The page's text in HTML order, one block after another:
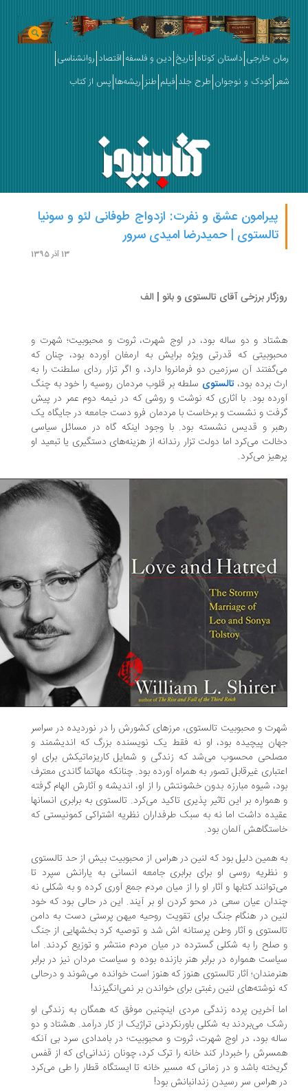
خارجی داستان کوتاه تاریخ دین و فلسفه اقتصاد روانشناسی
کودک و نوجوان طرح جلد فیلم طنز ریشه‌ها پس از کتاب
پیرامون عشق و نفرت: ازدواج طوفانی لئو و سونیا
تالستوی | حمیدرضا امیدی سرور
برزخی آقای تالستوی و بانو | الف
و دو ساله بود، در اوج شهرت، ثروت و محبوبیت؛ شهرت و
که قدرتی ویژه برایش به ارمغان آورده بود، چنان که
آن سرزمین دو فرمانروا دارد، و اگر تزار ردای سلطنت را به
برده بود،تالستویسلطه بر قلوب مردمان روسیه را خود به چنگ
بود. با آثاری که نوشت و روشی که در نیمه دوم عمر در پیش
و نشست و برخاست با مردمان فرو دست جامعه در جایگاه یک
و قدیس نشسته بود. با وجود اینکه گاه در مسائل سیاسی
می‌کرد اما دولت تزار رندانه از هزینه‌های دستگیری یا تبعید او
می‌کرد.
و محبوبیت تالستوی، مرزهای کشورش را در نوردیده در سراسر
پیچیده بود، او نه فقط یک نویسنده بزرگ که اندیشمند و
محسوب می‌شد که زندگی و شمایل کاریزماتیکش برای او
غیرقابل تصور به همراه آورده بود. چنانکه مهاتما گاندی معترف
شیوه مبارزه بدون خشونتش را از او، اندیشه و آثارش الهام گرفته
بر این تاثیر پذیری تاکید می‌کرد. تالستوی به برابری انسانها
داشت اما نه به سبک طرفداران نظریه اشتراکی کمونیستی که
آلمان بود.
همین دلیل بود که لنین در هراس از محبوبیت بیش از حد تالستوی
روسی او برای برابری جامعه انسانی به یارانش سپرد تا
کتابها و آثار او را از میان مردم جمع آوری کرده و به شکلی نه
عیان سعی در محو کردن او بر آیند. این در حالی بود که خود
در هنگام جنگ برای تقویت روحیه میهن پرستی دست به دامن
و آثار وطن پرستانه اش شد و توصیه کرد بخشهایی از جنگ
را به شکلی گسترده در میان مردم منتشر و توزیع کردند. اما
همواره در برابر هنر بازنده بوده و سیاست مردان نیز در برابر
آثار تالستوی هنوز که هنوز است خوانده می‌شوند و درحالی
نوشته‌های لنین رغبتی برای خواندن بر نمی‌انگیزند!
آخرین پرده زندگی مردی اینچنین موفق که همگان به زندگی او
می‌بردند به شکلی باورنکردنی تراژیک از کار درآمد. هشتاد و دو
بود، در اوج شهرت، ثروت و محبوبیت؛ در بامدادی سرد بی آنکه
را خبردار کند خانه را ترک کرد، چونان زندانی‌ای که از قفس
باشد و در زمانی که مسیر خانه تا ایستگاه قطار را طی می‌کرد
هراس سر رسیدن زندانبانش بود!